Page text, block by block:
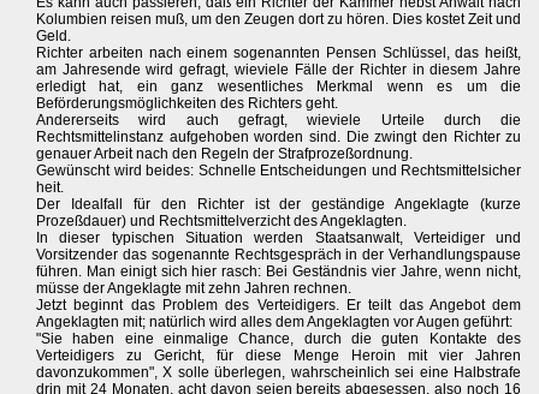
Kolumbien reisen muß, um den Zeugen dort zu hören. Dies kostet Zeit und
Geld.
Richter arbeiten nach einem sogenannten Pensen Schlüssel, das heißt,
am Jahresende wird gefragt, wieviele Fälle der Richter in diesem Jahre
erledigt hat, ein ganz wesentliches Merkmal wenn es um die
Beförderungsmöglichkeiten des Richters geht.
Andererseits wird auch gefragt, wieviele Urteile durch die
Rechtsmittelinstanz aufgehoben worden sind. Die zwingt den Richter zu
genauer Arbeit nach den Regeln der Strafprozeßordnung.
Gewünscht wird beides: Schnelle Entscheidungen und Rechtsmittelsicher
heit.
Der Idealfall für den Richter ist der geständige Angeklagte (kurze
Prozeßdauer) und Rechtsmittelverzicht des Angeklagten.
In dieser typischen Situation werden Staatsanwalt, Verteidiger und
Vorsitzender das sogenannte Rechtsgespräch in der Verhandlungspause
führen. Man einigt sich hier rasch: Bei Geständnis vier Jahre, wenn nicht,
müsse der Angeklagte mit zehn Jahren rechnen.
Jetzt beginnt das Problem des Verteidigers. Er teilt das Angebot dem
Angeklagten mit; natürlich wird alles dem Angeklagten vor Augen geführt:
"Sie haben eine einmalige Chance, durch die guten Kontakte des
Verteidigers zu Gericht, für diese Menge Heroin mit vier Jahren
davonzukommen", X solle überlegen, wahrscheinlich sei eine Halbstrafe
drin mit 24 Monaten, acht davon seien bereits abgesessen, also noch 16